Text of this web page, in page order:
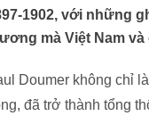
1902, với những
mà Việt Nam
Doumer không chỉ
đã trở thành tổng